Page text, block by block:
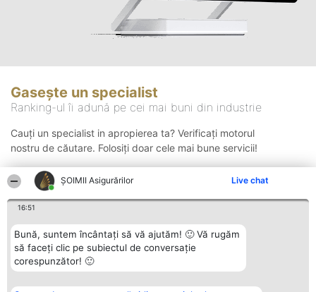
ȘOIMII Asigurărilor Live chat
16:51
Bună, suntem încântați să vă ajutăm! 🙂 Vă rugăm
să faceți clic pe subiectul de conversație
corespunzător! 🙂
Gasește un specialist
Ranking-ul îi adună pe cei mai buni din industrie
Cauți un specialist in apropierea ta? Verificați motorul
nostru de căutare. Folosiți doar cele mai bune servicii!